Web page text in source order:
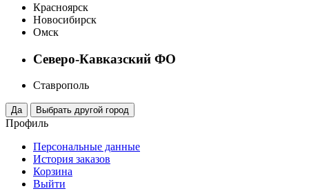
Красноярск
Новосибирск
Омск
Северо-Кавказский ФО
Ставрополь
Профиль
Персональные данные
История заказов
Корзина
Выйти